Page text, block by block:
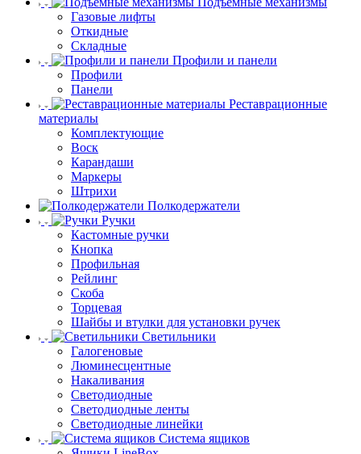
Газовые лифты
Откидные
Складные
Профили и панели
Профили
Панели
Реставрационные
материалы
Комплектующие
Воск
Карандаши
Маркеры
Штрихи
Полкодержатели
Ручки
Кастомные ручки
Кнопка
Профильная
Рейлинг
Скоба
Торцевая
Шайбы и втулки для установки ручек
Светильники
Галогеновые
Люминесцентные
Накаливания
Светодиодные
Светодиодные ленты
Светодиодные линейки
Система ящиков